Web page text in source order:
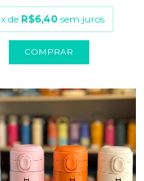
x de R$6,40 sem juros
COMPRAR